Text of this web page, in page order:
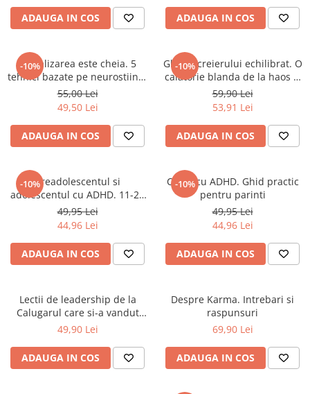
Poezie
romantice
Senzatii/Dragoste
Senzatii/Erotic
Senzatii/Thriller
Teatru
Teens Book Club
Birotica & Papetarie
Adezivi si benzi adezive
Accesorii Arhivare
Hartie si Accesorii
Instrumente de scris
ADAUGA IN COS ADAUGA IN COS
-10%
Vizualizarea este cheia. 5
tehnici bazate pe neurostiinta
pentru a-ti antrena creierul si
a-ti implini visurile
55,00 Lei
49,50 Lei
ADAUGA IN COS
-10%
Ghidul creierului echilibrat. O
calatorie blanda de la haos si
zgomot la claritate si calm
59,90 Lei
53,91 Lei
ADAUGA IN COS
-10%Preadolescentul si
adolescentul cu ADHD. 11-25
ani: ghid practic pentru
parinti
49,95 Lei
44,96 Lei
ADAUGA IN COS
-10%
Copiii cu ADHD. Ghid practic
pentru parinti
49,95 Lei
44,96 Lei
ADAUGA IN COS
Lectii de leadership de la
Calugarul care si-a vandut
Ferrari-ul
49,90 Lei
ADAUGA IN COS
Despre Karma. Intrebari si
raspunsuri
69,90 Lei
ADAUGA IN COS